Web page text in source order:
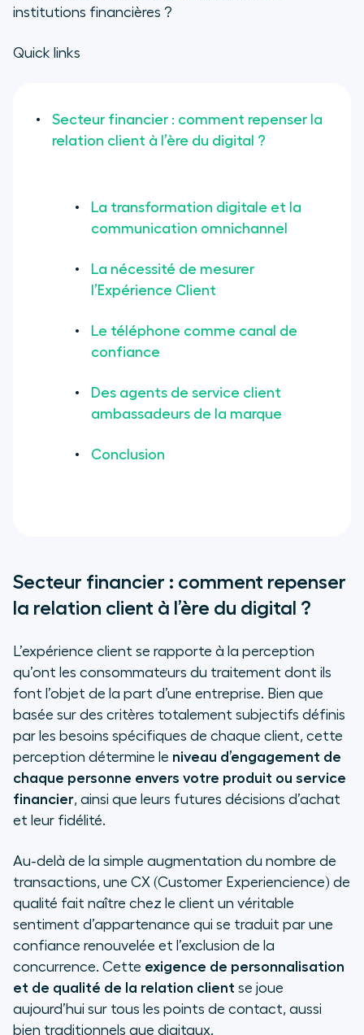
institutions financières ?
Quick links
Secteur financier : comment repenser la
relation client à l’ère du digital ?
La transformation digitale et la
communication omnichannel
La nécessité de mesurer
l’Expérience Client
Le téléphone comme canal de
confiance
Des agents de service client
ambassadeurs de la marque
Conclusion
Secteur financier : comment repenser
la relation client à l’ère du digital ?
L’expérience client se rapporte à la perception
qu’ont les consommateurs du traitement dont ils
font l’objet de la part d’une entreprise. Bien que
basée sur des critères totalement subjectifs définis
par les besoins spécifiques de chaque client, cette
perception détermine le niveau d’engagement de
chaque personne envers votre produit ou service
financier, ainsi que leurs futures décisions d’achat
et leur fidélité.
Au-delà de la simple augmentation du nombre de
transactions, une CX (Customer Experiencience) de
qualité fait naître chez le client un véritable
sentiment d’appartenance qui se traduit par une
confiance renouvelée et l’exclusion de la
concurrence. Cette exigence de personnalisation
et de qualité de la relation client se joue
aujourd’hui sur tous les points de contact, aussi
bien traditionnels que digitaux.